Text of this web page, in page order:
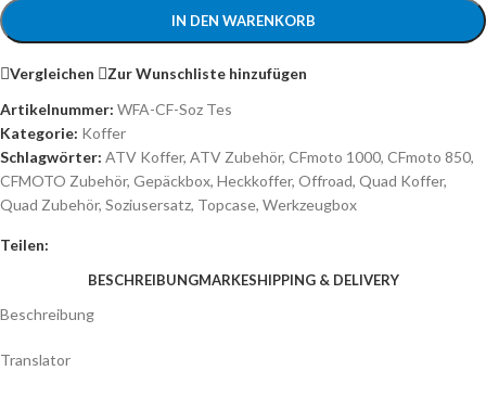
IN DEN WARENKORB
Vergleichen
Zur Wunschliste hinzufügen
Artikelnummer: WFA-CF-Soz Tes
Kategorie: Koffer
Schlagwörter: ATV Koffer, ATV Zubehör, CFmoto 1000, CFmoto 850,
CFMOTO Zubehör, Gepäckbox, Heckkoffer, Offroad, Quad Koffer,
Quad Zubehör, Soziusersatz, Topcase, Werkzeugbox
Teilen:
BESCHREIBUNGMARKESHIPPING & DELIVERY
Beschreibung
Translator